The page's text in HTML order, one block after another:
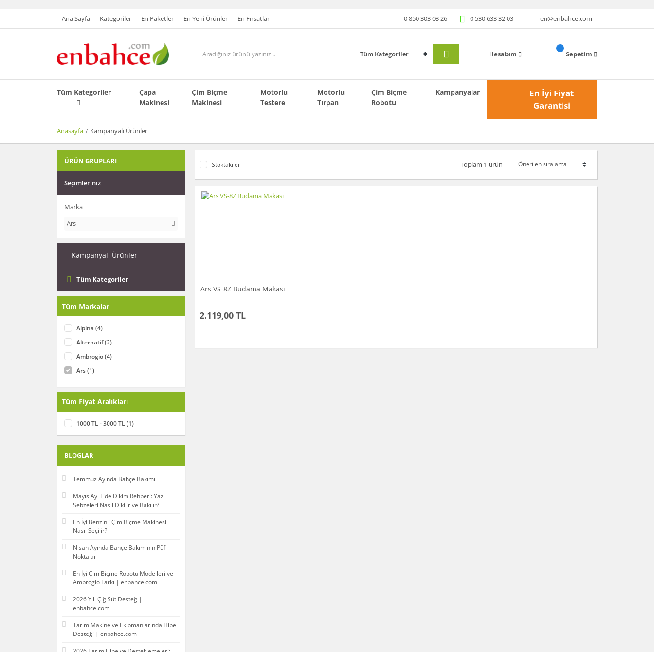
Ana Sayfa Kategoriler En Paketler En Yeni Ürünler En Fırsatlar 0 850 303 03 26 0 530 633 32 03 en@enbahce.com
Hesabım Sepetim
Tüm Kategoriler
Çapa
Makinesi
Çim Biçme
Makinesi
Motorlu
Testere
Motorlu
Tırpan
Çim Biçme
Robotu
Kampanyalar
En İyi Fiyat
Garantisi
Anasayfa Kampanyalı Ürünler
ÜRÜN GRUPLARI
Seçimleriniz
Marka
Ars
Kampanyalı Ürünler
Tüm Kategoriler
Tüm Markalar
Alpina (4)
Alternatif (2)
Ambrogio (4)
Ars (1)
Bosch (7)
Daye (1)
Diğer (1)
EGO (2)
Energy (9)
Engarden (7)
Fiskars (6)
Honda (2)
Hunter (35)
Husqvarna (61)
Hyundai (69)
Ital (27)
İzeltaş (1)
Kadıoğlu (8)
Tüm Fiyat Aralıkları
1000 TL - 3000 TL (1)
BLOGLAR
Temmuz Ayında Bahçe Bakımı
Mayıs Ayı Fide Dikim Rehberi: Yaz
Sebzeleri Nasıl Dikilir ve Bakılır?
En İyi Benzinli Çim Biçme Makinesi
Nasıl Seçilir?
Nisan Ayında Bahçe Bakımının Püf
Noktaları
En İyi Çim Biçme Robotu Modelleri ve
Ambrogio Farkı | enbahce.com
2026 Yılı Çiğ Süt Desteği|
enbahce.com
Tarım Makine ve Ekipmanlarında Hibe
Desteği | enbahce.com
Stoktakiler Toplam 1 ürün
Ars VS-8Z Budama Makası
2.119,00 TL